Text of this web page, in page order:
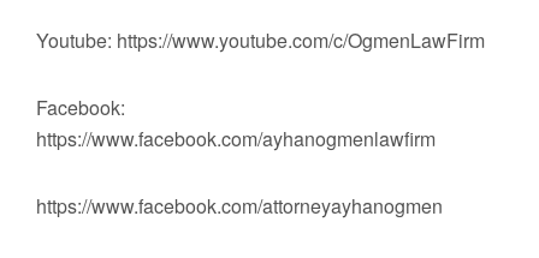
Youtube: https://www.youtube.com/c/OgmenLawFirm
Facebook:
https://www.facebook.com/ayhanogmenlawfirm
https://www.facebook.com/attorneyayhanogmen